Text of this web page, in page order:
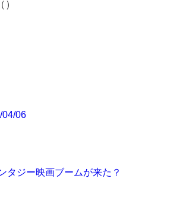
04/06
タジー映画ブームが来た？